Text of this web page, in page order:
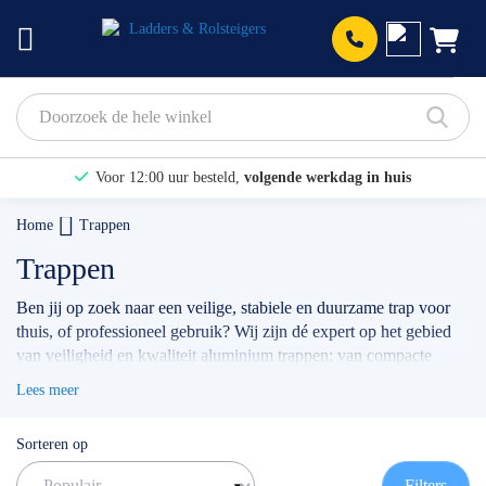
Voor 12:00 uur besteld, volgende werkdag in huis
Home Trappen
Trappen
Ben jij op zoek naar een veilige, stabiele en duurzame trap voor
thuis, of professioneel gebruik? Wij zijn dé expert op het gebied
van veiligheid en kwaliteit aluminium trappen: van compacte
gebruik: bij ons vind je altijd het model wat het beste bij jou en je
werkzaamheden past.
Lees meer
Sorteren op